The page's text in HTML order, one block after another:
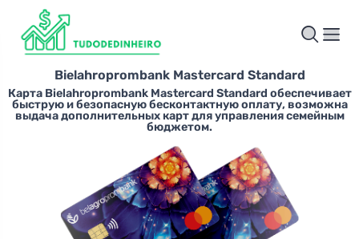
Bielahroprombank Mastercard Standard
Карта Bielahroprombank Mastercard Standard обеспечивает
быструю и безопасную бесконтактную оплату, возможна
выдача дополнительных карт для управления семейным
бюджетом.